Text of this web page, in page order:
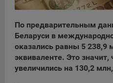
устройства) пользователя
пункте 3 Политики, при их
действий, совершенных
позволяют не вводить
параметры при повторном
сайта, например, выбор
По предварительным
Беларуси в
оказались равны 5 238,9
эквиваленте. Это значит,
увеличились на 130,2